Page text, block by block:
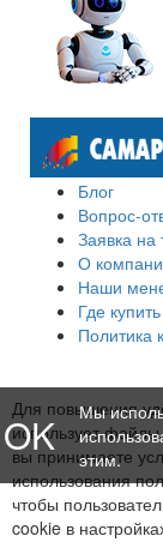
Блог
Вопрос-
Заявка на
О
Наши
Где купить
Политика
Для повышения
использует
вы принимаете
использования
чтобы
cookie в
OK
Мы
этим.